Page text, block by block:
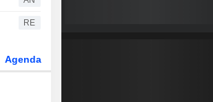
RE
Agenda